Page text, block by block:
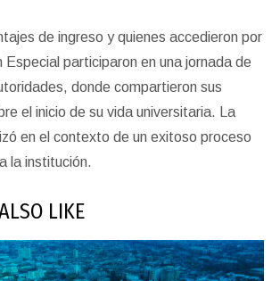
de ingreso y quienes accedieron por
Especial participaron en una jornada de
donde compartieron sus
el inicio de su vida universitaria. La
en el contexto de un exitoso proceso
la institución.
LIKE